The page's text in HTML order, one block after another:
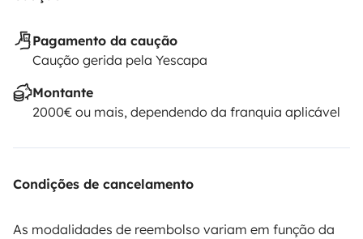
Pagamento da caução
Caução gerida pela Yescapa
Montante
2000€ ou mais, dependendo da franquia aplicável
Condições de cancelamento
As modalidades de reembolso variam em função da